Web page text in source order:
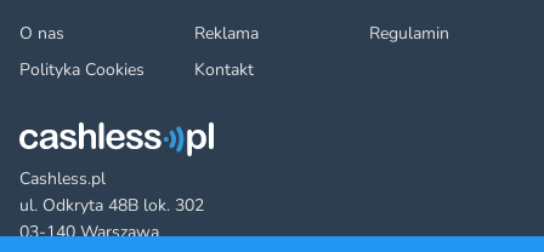
Cashless.pl
ul. Odkryta 48B lok. 302
03-140 Warszawa
O nas
Reklama
Regulamin
Polityka Cookies
Kontakt